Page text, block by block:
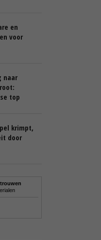
en
voor
naar
top
krimpt,
door